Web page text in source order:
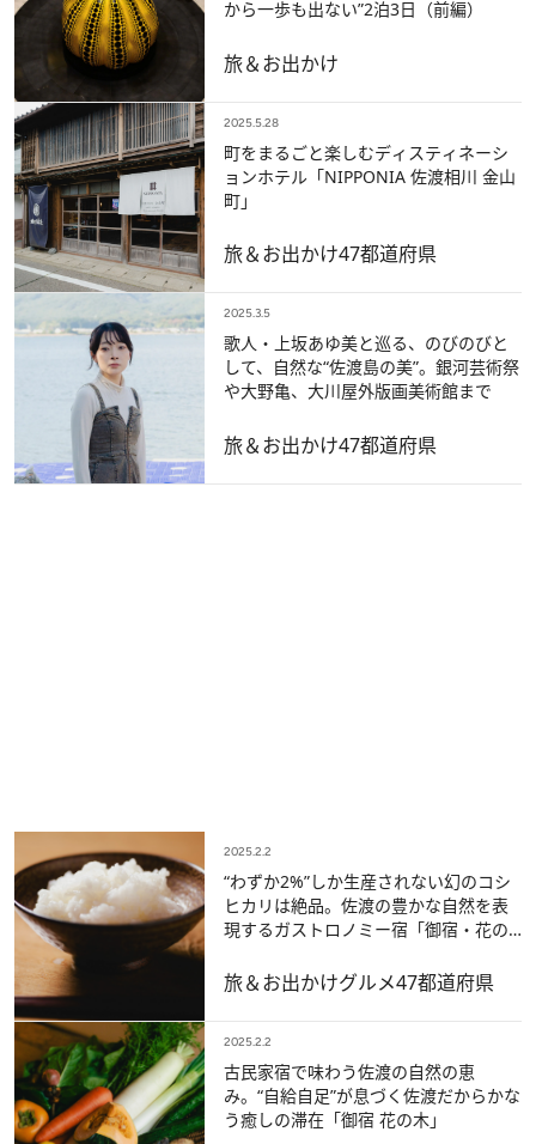
から一歩も出ない”2泊3日（前編）
旅＆お出かけ
2025.5.28
町をまるごと楽しむディスティネーシ
ョンホテル「NIPPONIA 佐渡相川 金山
町」
旅＆お出かけ47都道府県
2025.3.5
歌人・上坂あゆ美と巡る、のびのびと
して、自然な“佐渡島の美”。銀河芸術祭
や大野亀、大川屋外版画美術館まで
旅＆お出かけ47都道府県
2025.2.2
“わずか2%”しか生産されない幻のコシ
ヒカリは絶品。佐渡の豊かな自然を表
現するガストロノミー宿「御宿・花の
旅＆お出かけグルメ47都道府県
2025.2.2
古民家宿で味わう佐渡の自然の恵
み。“自給自足”が息づく佐渡だからかな
う癒しの滞在「御宿 花の木」